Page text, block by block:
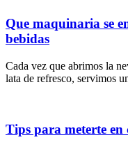
Que maquinaria se
bebidas
Cada vez que abrimos la
lata de refresco, servimos
Tips para meterte en